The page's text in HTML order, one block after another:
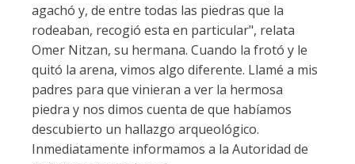
agachó y, de entre todas las piedras que la
rodeaban, recogió esta en particular", relata
Omer Nitzan, su hermana. Cuando la frotó y le
quitó la arena, vimos algo diferente. Llamé a mis
padres para que vinieran a ver la hermosa
piedra y nos dimos cuenta de que habíamos
descubierto un hallazgo arqueológico.
Inmediatamente informamos a la Autoridad de